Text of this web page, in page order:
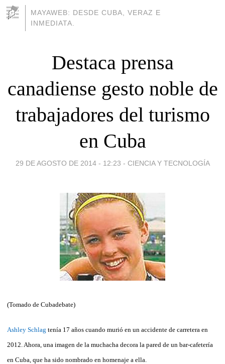
MAYAWEB: DESDE CUBA, VERAZ E
INMEDIATA.
Destaca prensa
canadiense gesto noble de
trabajadores del turismo
en Cuba
29 DE AGOSTO DE 2014 - 12:23 - CIENCIA Y TECNOLOGÍA
(Tomado de Cubadebate)
Ashley Schlag tenía 17 años cuando murió en un accidente de carretera en
2012. Ahora, una imagen de la muchacha decora la pared de un bar-cafetería
en Cuba, que ha sido nombrado en homenaje a ella.